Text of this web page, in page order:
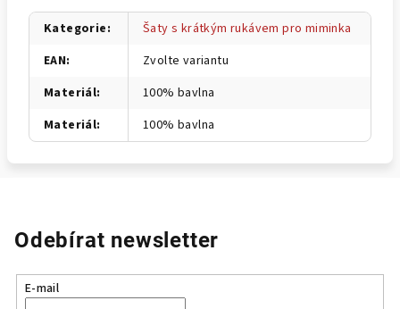
Kategorie:
Šaty s krátkým rukávem pro miminka
EAN:
Zvolte variantu
Materiál:
100% bavlna
Materiál: 100% bavlna
Odebírat newsletter
E-mail